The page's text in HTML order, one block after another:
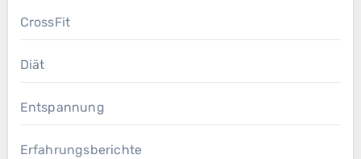
CrossFit
Diät
Entspannung
Erfahrungsberichte